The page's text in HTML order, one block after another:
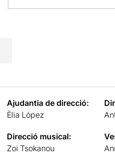
Ajudantia de direcció:
Èlia López
Direcció musical:
Zoi Tsokanou